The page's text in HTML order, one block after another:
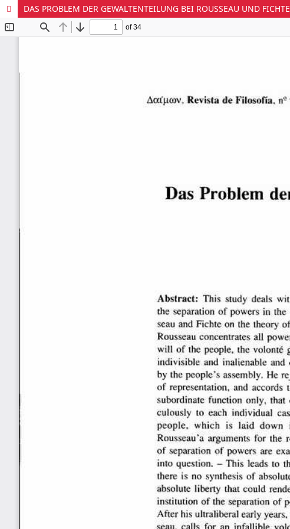
DAS PROBLEM DER GEWALTENTEILUNG BEI ROUSSEAU UND FICHTE